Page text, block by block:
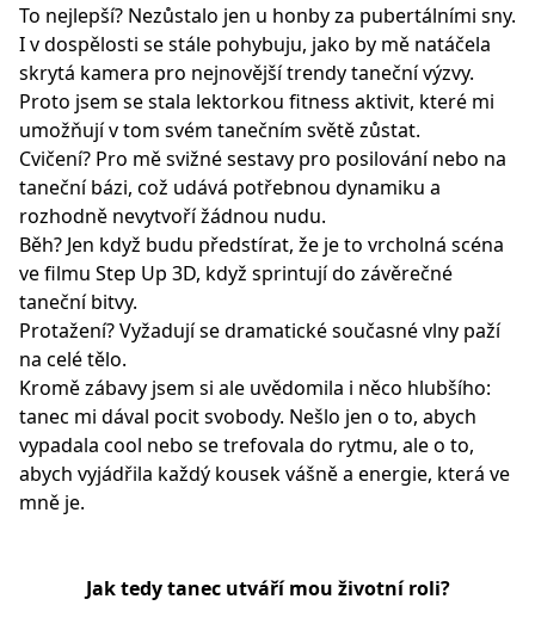
To nejlepší? Nezůstalo jen u honby za pubertálními sny.
I v dospělosti se stále pohybuju, jako by mě natáčela
skrytá kamera pro nejnovější trendy taneční výzvy.
Proto jsem se stala lektorkou fitness aktivit, které mi
umožňují v tom svém tanečním světě zůstat.
Cvičení? Pro mě svižné sestavy pro posilování nebo na
taneční bázi, což udává potřebnou dynamiku a
rozhodně nevytvoří žádnou nudu.
Běh? Jen když budu předstírat, že je to vrcholná scéna
ve filmu Step Up 3D, když sprintují do závěrečné
taneční bitvy.
Protažení? Vyžadují se dramatické současné vlny paží
na celé tělo.
Kromě zábavy jsem si ale uvědomila i něco hlubšího:
tanec mi dával pocit svobody. Nešlo jen o to, abych
vypadala cool nebo se trefovala do rytmu, ale o to,
abych vyjádřila každý kousek vášně a energie, která ve
mně je.
Jak tedy tanec utváří mou životní roli?